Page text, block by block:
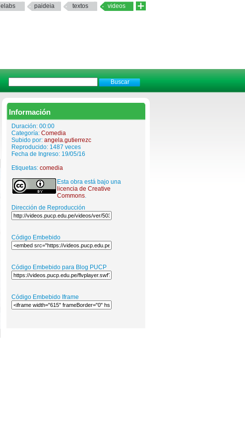
elabs paideia textos videos
Información
Duración: 00:00
Categoría: Comedia
Subido por: angela.gutierrezc
Reproducido: 1487 veces
Fecha de Ingreso: 19/05/16
Etiquetas: comedia
Esta obra está bajo una
licencia de Creative
Commons.
Dirección de Reproducción
Código Embebido
Código Embebido para Blog PUCP
Código Embebido Iframe